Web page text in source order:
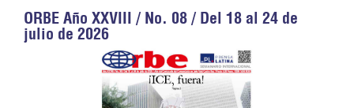
ORBE Año XXVIII / No. 08 / Del 18 al 24 de
julio de 2026